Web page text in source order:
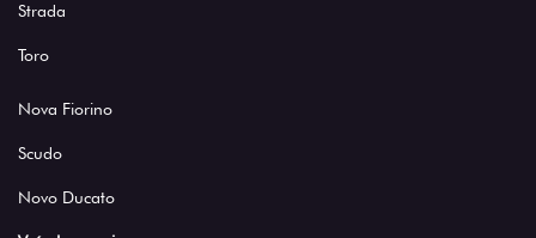
Strada
Toro
Nova Fiorino
Scudo
Novo Ducato